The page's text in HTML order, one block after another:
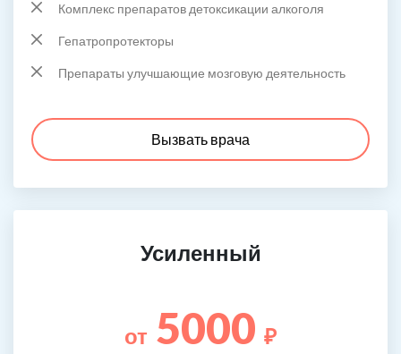
Комплекс препаратов детоксикации алкоголя
Гепатропротекторы
Препараты улучшающие мозговую деятельность
Вызвать врача
Усиленный
от 5000 ₽